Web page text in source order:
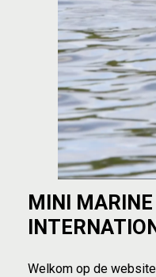
MINI MARINE
Welkom op de